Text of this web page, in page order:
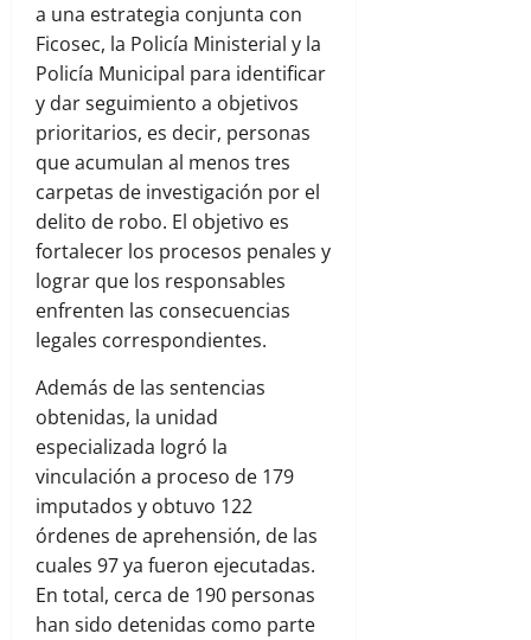
a una estrategia conjunta con
Ficosec, la Policía Ministerial y la
Policía Municipal para identificar
y dar seguimiento a objetivos
prioritarios, es decir, personas
que acumulan al menos tres
carpetas de investigación por el
delito de robo. El objetivo es
fortalecer los procesos penales y
lograr que los responsables
enfrenten las consecuencias
legales correspondientes.
Además de las sentencias
obtenidas, la unidad
especializada logró la
vinculación a proceso de 179
imputados y obtuvo 122
órdenes de aprehensión, de las
cuales 97 ya fueron ejecutadas.
En total, cerca de 190 personas
han sido detenidas como parte